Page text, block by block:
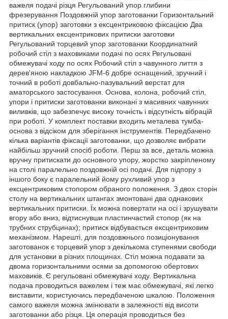
важеля подачі різця Регульований упор глибини
фрезерування Поздовжній упор заготованки Горизонтальний
притиск (упор) заготовки з ексцентриковою фіксацією Два
вертикальних ексцентрикових притиски заготовки
Регульований торцевий упор заготованки Координатний
робочий стіл з маховиками подачі по осях Регульовані
обмежувачі ходу по осях Робочий стіл з чавунного лиття з
дерев'яною накладкою JFM-6 добре оснащений, зручний і
точний в роботі довбально-пазувальний верстат для
аматорського застосування. Основа, колона, робочий стіл,
упори і притиски заготованки виконані з масивних чавунних
виливків, що забезпечує високу точність і відсутність вібрацій
при роботі. У комплект поставки входить металева тумба-
основа з відсіком для зберігання інструментів. Передбачено
кілька варіантів фіксації заготованки, що дозволяє вибрати
найбільш зручний спосіб роботи. Перш за все, деталь можна
вручну притискати до основного упору, жорстко закріпленому
на столі паралельно поздовжній осі подачі. Для підпору з
іншого боку є паралельний йому рухливий упор з
ексцентриковим стопором обраного положення. З двох сторін
столу на вертикальних штангах змонтовані два однакових
вертикальних притиски. Їх можна повертати на осі і зрушувати
вгору або вниз, відтиснувши пластинчастий стопор (як на
трубних струбцинах); притиск відбувається ексцентриковим
механізмом. Нарешті, для поздовжнього позиціонування
заготованок є торцевий упор з декількома ступенями свободи
для установки в різних площинах. Стіл можна подавати за
двома горизонтальними осями за допомогою обертових
маховиків. Є регульовані обмежувачі ходу. Вертикальна
подача проводиться важелем і теж має обмежувачі, які легко
виставити, користуючись передбаченою шкалою. Положення
самого важеля можна змінювати в залежності від висоти
заготованки або різця. Ця операція проводиться без